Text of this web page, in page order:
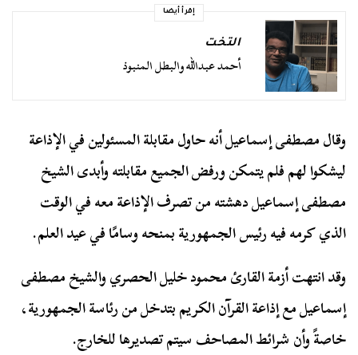
إقرأ أيضا
التخت
أحمد عبدالله والبطل المنبوذ
وقال مصطفى إسماعيل أنه حاول مقابلة المسئولين في الإذاعة
ليشكوا لهم فلم يتمكن ورفض الجميع مقابلته وأبدى الشيخ
مصطفى إسماعيل دهشته من تصرف الإذاعة معه في الوقت
الذي كرمه فيه رئيس الجمهورية بمنحه وسامًا في عيد العلم.
وقد انتهت أزمة القارئ محمود خليل الحصري والشيخ مصطفى
إسماعيل مع إذاعة القرآن الكريم بتدخل من رئاسة الجمهورية،
خاصةً وأن شرائط المصاحف سيتم تصديرها للخارج.